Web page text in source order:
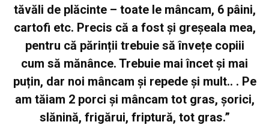
tăvăli de plăcinte – toate le mâncam, 6 pâini,
cartofi etc. Precis că a fost și greșeala mea,
pentru că părinții trebuie să învețe copiii
cum să mănânce. Trebuie mai încet și mai
puțin, dar noi mâncam și repede și mult.. . Pe
am tăiam 2 porci și mâncam tot gras, șorici,
slănină, frigărui, friptură, tot gras.”